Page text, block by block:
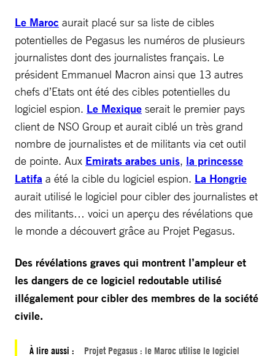
Le Maroc aurait placé sur sa liste de cibles
potentielles de Pegasus les numéros de plusieurs
journalistes dont des journalistes français. Le
président Emmanuel Macron ainsi que 13 autres
chefs d’Etats ont été des cibles potentielles du
logiciel espion. Le Mexique serait le premier pays
client de NSO Group et aurait ciblé un très grand
nombre de journalistes et de militants via cet outil
de pointe. Aux Emirats arabes unis, la princesse
Latifa a été la cible du logiciel espion. La Hongrie
aurait utilisé le logiciel pour cibler des journalistes et
des militants… voici un aperçu des révélations que
le monde a découvert grâce au Projet Pegasus.
Des révélations graves qui montrent l’ampleur et
les dangers de ce logiciel redoutable utilisé
illégalement pour cibler des membres de la société
civile.
À lire aussi :
Projet Pegasus : le Maroc utilise le logiciel